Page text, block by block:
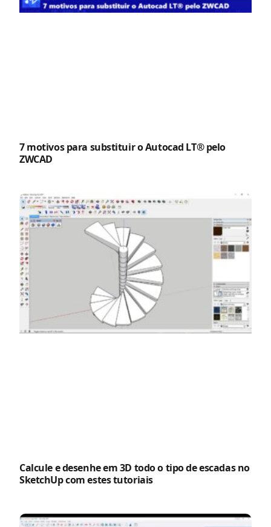
7 motivos para substituir o Autocad LT® pelo
ZWCAD
Calcule e desenhe em 3D todo o tipo de escadas no
SketchUp com estes tutoriais